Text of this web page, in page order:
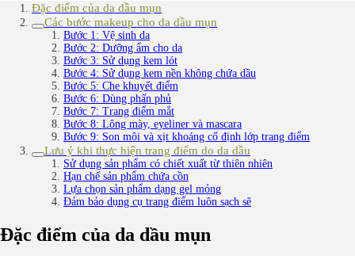
Đặc điểm của da dầu mụn
Các bước makeup cho da dầu mụn
Bước 1: Vệ sinh da
Bước 2: Dưỡng ẩm cho da
Bước 3: Sử dụng kem lót
Bước 4: Sử dụng kem nền không chứa dầu
Bước 5: Che khuyết điểm
Bước 6: Dùng phấn phủ
Bước 7: Trang điểm mắt
Bước 8: Lông mày, eyeliner và mascara
Bước 9: Son môi và xịt khoáng cố định lớp trang điểm
Lưu ý khi thực hiện trang điểm do da dầu
Sử dụng sản phẩm có chiết xuất từ thiên nhiên
Hạn chế sản phẩm chứa cồn
Lựa chọn sản phẩm dạng gel mỏng
Đảm bảo dụng cụ trang điểm luôn sạch sẽ
Đặc điểm của da dầu mụn